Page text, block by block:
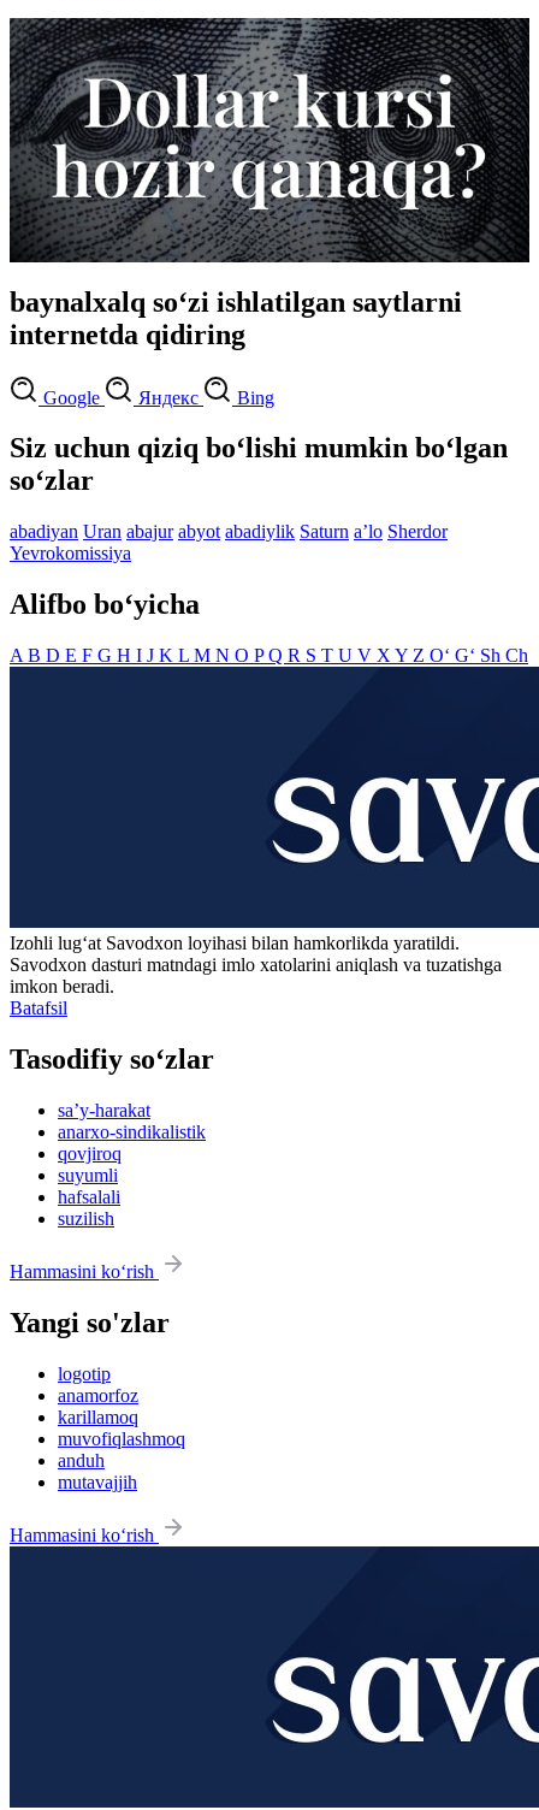
baynalxalq so‘zi ishlatilgan saytlarni
internetda qidiring
Google Яндекс Bing
Siz uchun qiziq bo‘lishi mumkin bo‘lgan
so‘zlar
abadiyan Uran abajur abyot abadiylik Saturn aʼlo Sherdor
Yevrokomissiya
Alifbo bo‘yicha
A B D E F G H I J K L M N O PQ R S T U V X Y Z O‘ G‘ Sh Ch
Izohli lugʻat Savodxon loyihasi bilan hamkorlikda yaratildi.
Savodxon dasturi matndagi imlo xatolarini aniqlash va tuzatishga
imkon beradi.
Batafsil
Tasodifiy so‘zlar
saʼy-harakat
anarxo-sindikalistik
qovjiroq
suyumli
hafsalali
suzilish
Hammasini ko‘rish
Yangi so'zlar
logotip
anamorfoz
karillamoq
muvofiqlashmoq
anduh
mutavajjih
Hammasini ko‘rish